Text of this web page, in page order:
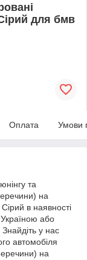
для бмв
Оплата Умови
та
на
в наявності
або
у нас
автомобіля
на